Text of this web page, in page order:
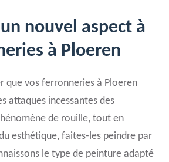
nouvel aspect à
à Ploeren
que vos ferronneries à Ploeren
attaques incessantes des
de rouille, tout en
esthétique, faites-les peindre par
le type de peinture adapté